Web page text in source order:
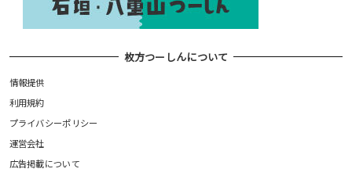
枚方つーしんについて
情報提供
利用規約
プライバシーポリシー
運営会社
広告掲載について